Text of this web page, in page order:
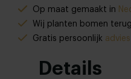
Op maat gemaakt in
Wij planten bomen terug
Gratis persoonlijk advies
Details